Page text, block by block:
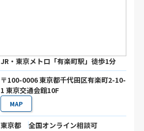
JR・東京メトロ「有楽町駅」徒歩1分
〒100-0006 東京都千代田区有楽町2-10-
1 東京交通会館10F
MAP
東京都 全国オンライン相談可